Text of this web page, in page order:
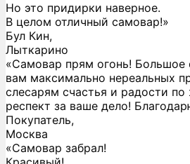
Но это придирки наверное.
В целом отличный самовар!»
Бул Кин,
Лыткарино
«Самовар прям огонь! Большое
вам максимально нереальных
слесарям счастья и радости
респект за ваше дело!
Покупатель,
Москва
«Самовар забрал!